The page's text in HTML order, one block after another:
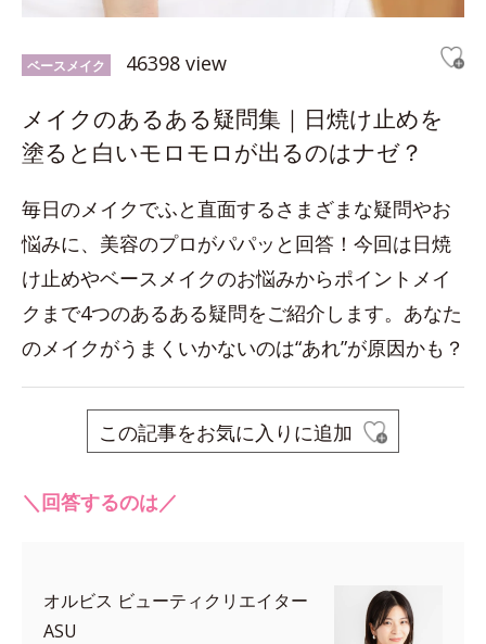
ベースメイク 46398 view
メイクのあるある疑問集｜日焼け止めを
塗ると白いモロモロが出るのはナゼ？
毎日のメイクでふと直面するさまざまな疑問やお
悩みに、美容のプロがパパッと回答！今回は日焼
け止めやベースメイクのお悩みからポイントメイ
クまで4つのあるある疑問をご紹介します。あなた
のメイクがうまくいかないのは“あれ”が原因かも？
この記事をお気に入りに追加
＼回答するのは／
オルビス ビューティクリエイター
ASU